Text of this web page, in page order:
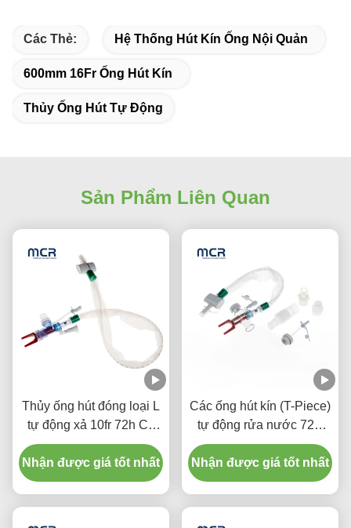
Các Thẻ: Hệ Thống Hút Kín Ống Nội Quản
600mm 16Fr Ống Hút Kín
Thủy Ống Hút Tự Động
Sản Phẩm Liên Quan
Thủy ống hút đóng loại L
tự động xả 10fr 72h Cổ
tay xoay kép cho bệnh
viện
Nhận được giá tốt nhất
Các ống hút kín (T-Piece)
tự động rửa nước 72H
Đối với người lớn
Nhận được giá tốt nhất